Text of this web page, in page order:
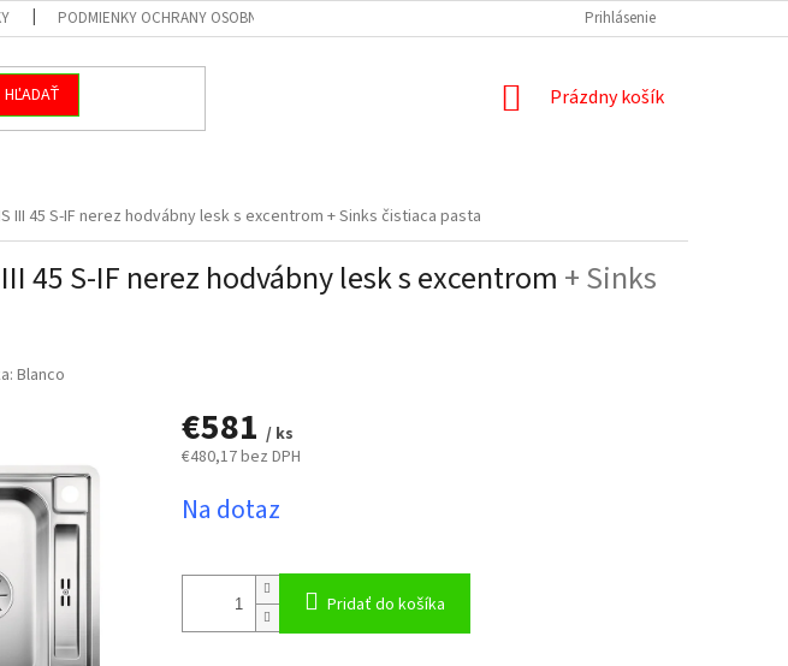
PODMIENKY OCHRANY OSOBNÝCH ÚDAJOV REKLAMÁCIA
Prihlásenie
HĽADAŤ
NÁKUPNÝ
Prázdny košík
III 45 S-IF nerez hodvábny lesk s excentrom + Sinks čistiaca pasta
45 S-IF nerez hodvábny lesk s excentrom + Sinks
Blanco
€581 / ks
€480,17 bez DPH
cena:
Na dotaz
Pridať do košíka